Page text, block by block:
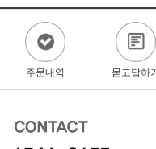
주문내역 묻고답하